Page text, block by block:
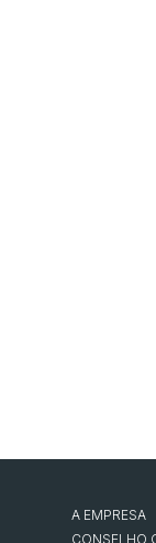
A EMPRESA
CONSELHO